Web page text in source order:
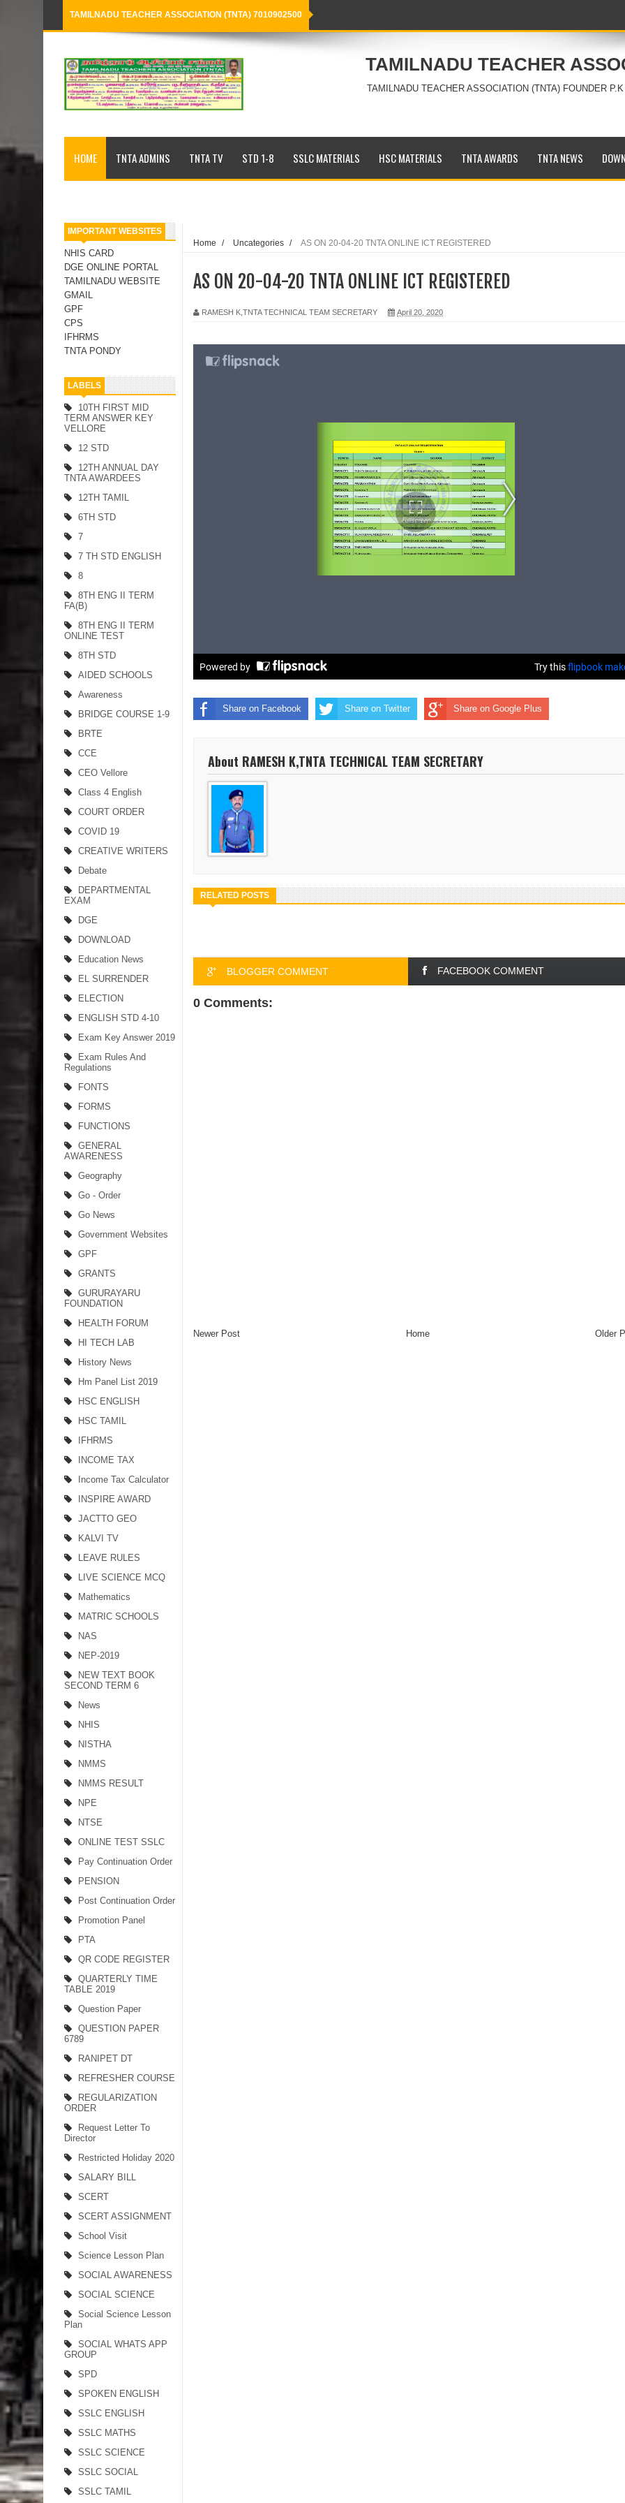
TAMILNADU TEACHER ASSOCIATION (TNTA) 7010902500
Loading...
TAMILNADU TEACHER
TAMILNADU TEACHER ASSOCIATION (TNTA) FOUNDER
HOME TNTA ADMINS TNTA TV STD 1-8 SSLC MATERIALS HSC MATERIALS TNTA AWARDS TNTA NEWS
IMPORTANT WEBSITES
NHIS CARD
DGE ONLINE PORTAL
TAMILNADU WEBSITE
GMAIL
GPF
CPS
IFHRMS
TNTA PONDY
LABELS
10TH FIRST MID
TERM ANSWER KEY
VELLORE
12 STD
12TH ANNUAL DAY
TNTA AWARDEES
12TH TAMIL
6TH STD
7
7 TH STD ENGLISH
8
8TH ENG II TERM
FA(B)
8TH ENG II TERM
ONLINE TEST
8TH STD
AIDED SCHOOLS
Awareness
BRIDGE COURSE 1-9
BRTE
CCE
CEO Vellore
Class 4 English
COURT ORDER
COVID 19
CREATIVE WRITERS
Debate
DEPARTMENTAL
EXAM
DGE
DOWNLOAD
Education News
EL SURRENDER
ELECTION
ENGLISH STD 4-10
Exam Key Answer 2019
Exam Rules And
Regulations
FONTS
FORMS
FUNCTIONS
GENERAL
AWARENESS
Geography
Go - Order
Go News
Government Websites
GPF
GRANTS
GURURAYARU
FOUNDATION
HEALTH FORUM
HI TECH LAB
History News
Hm Panel List 2019
HSC ENGLISH
HSC TAMIL
IFHRMS
INCOME TAX
Income Tax Calculator
INSPIRE AWARD
JACTTO GEO
KALVI TV
LEAVE RULES
LIVE SCIENCE MCQ
Mathematics
MATRIC SCHOOLS
NAS
NEP-2019
NEW TEXT BOOK
SECOND TERM 6
News
NHIS
NISTHA
NMMS
NMMS RESULT
NPE
NTSE
ONLINE TEST SSLC
Pay Continuation Order
PENSION
Post Continuation Order
Promotion Panel
PTA
QR CODE REGISTER
QUARTERLY TIME
TABLE 2019
Question Paper
QUESTION PAPER
6789
RANIPET DT
REFRESHER COURSE
REGULARIZATION
ORDER
Request Letter To
Director
Restricted Holiday 2020
SALARY BILL
SCERT
SCERT ASSIGNMENT
School Visit
Science Lesson Plan
SOCIAL AWARENESS
SOCIAL SCIENCE
Social Science Lesson
Plan
SOCIAL WHATS APP
GROUP
SPD
SPOKEN ENGLISH
SSLC ENGLISH
SSLC MATHS
SSLC SCIENCE
SSLC SOCIAL
SSLC TAMIL
Home / Uncategories / AS ON 20-04-20 TNTA ONLINE ICT REGISTERED
AS ON 20-04-20 TNTA ONLINE ICT REGISTERED
RAMESH K,TNTA TECHNICAL TEAM SECRETARY April 20, 2020
Share on Facebook Share on Twitter Share on Google Plus
About RAMESH K,TNTA TECHNICAL TEAM SECRETARY
RELATED POSTS
BLOGGER COMMENT FACEBOOK COMMENT
0 Comments:
Newer Post Older
Home